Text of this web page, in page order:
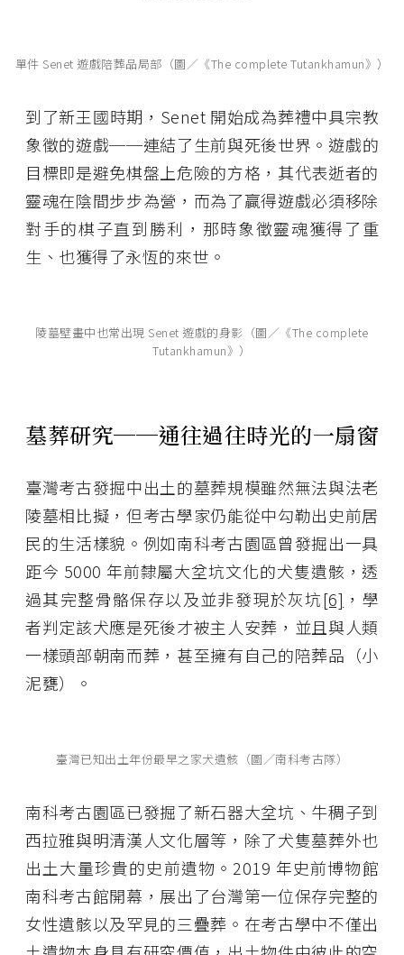
單件 Senet 遊戲陪葬品局部（圖／《The complete Tutankhamun》）
到了新王國時期，Senet 開始成為葬禮中具宗教
象徵的遊戲──連結了生前與死後世界。遊戲的
目標即是避免棋盤上危險的方格，其代表逝者的
靈魂在陰間步步為營，而為了贏得遊戲必須移除
對手的棋子直到勝利，那時象徵靈魂獲得了重
生、也獲得了永恆的來世。
陵墓壁畫中也常出現 Senet 遊戲的身影（圖／《The complete
Tutankhamun》）
墓葬研究──通往過往時光的一扇窗
臺灣考古發掘中出土的墓葬規模雖然無法與法老
陵墓相比擬，但考古學家仍能從中勾勒出史前居
民的生活樣貌。例如南科考古園區曾發掘出一具
距今 5000 年前隸屬大坌坑文化的犬隻遺骸，透
過其完整骨骼保存以及並非發現於灰坑[6] ，學
者判定該犬應是死後才被主人安葬，並且與人類
一樣頭部朝南而葬，甚至擁有自己的陪葬品（小
泥甕）。
臺灣已知出土年份最早之家犬遺骸（圖／南科考古隊）
南科考古園區已發掘了新石器大坌坑、牛稠子到
西拉雅與明清漢人文化層等，除了犬隻墓葬外也
出土大量珍貴的史前遺物。2019 年史前博物館
南科考古館開幕，展出了台灣第一位保存完整的
女性遺骸以及罕見的三疊葬。在考古學中不僅出